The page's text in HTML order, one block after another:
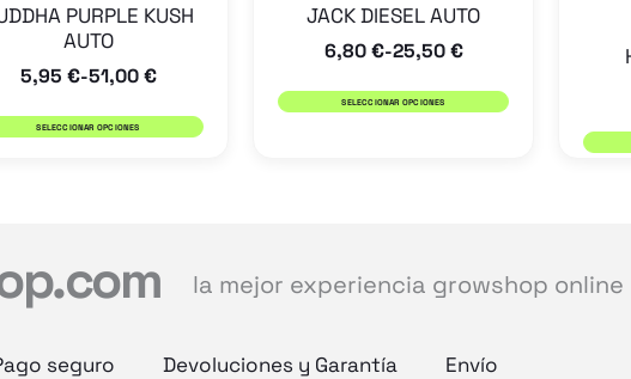
PURPLE KUSH
AUTO
5,95 €-51,00€
SELECCIONAR OPCIONES
producto
JACK DIESEL AUTO
6,80€-25,50€
SELECCIONAR OPCIONES
producto
la mejor experiencia growshop online
seguro Devoluciones y Garantía Envío